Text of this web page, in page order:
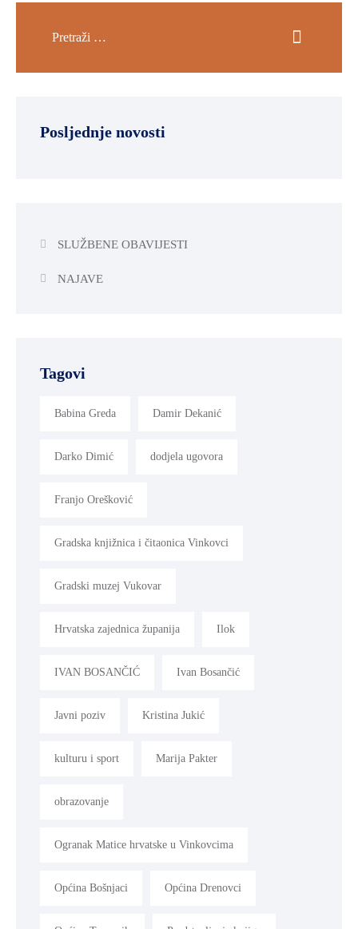
Posljednje novosti
SLUŽBENE OBAVIJESTI
NAJAVE
Tagovi
Babina Greda Damir Dekanić
Darko Dimić dodjela ugovora
Franjo Orešković
Gradska knjižnica i čitaonica Vinkovci
Gradski muzej Vukovar
Hrvatska zajednica županija Ilok
IVAN BOSANČIĆ Ivan Bosančić
Javni poziv Kristina Jukić
kulturu i sport Marija Pakter
obrazovanje
Ogranak Matice hrvatske u Vinkovcima
Općina Bošnjaci Općina Drenovci